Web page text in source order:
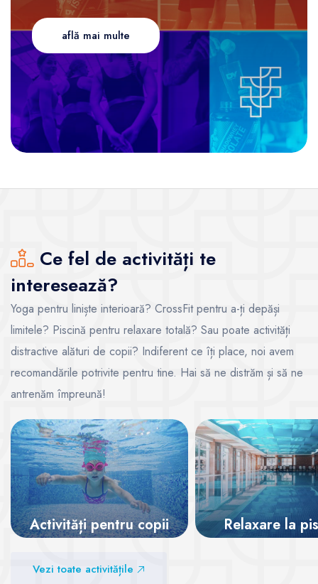
află mai multe
Ce fel de activități te
interesează?
Yoga pentru liniște interioară? CrossFit pentru a-ți depăși
limitele? Piscină pentru relaxare totală? Sau poate activități
distractive alături de copii? Indiferent ce îți place, noi avem
recomandările potrivite pentru tine. Hai să ne distrăm și să ne
antrenăm împreună!
Activități pentru copii
Vezi sălile
Relaxare la
Vezi toate activitățile